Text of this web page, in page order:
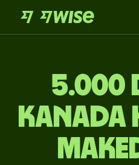
Kanada